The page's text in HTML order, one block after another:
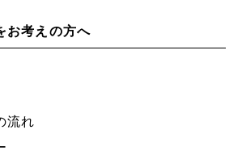
お考えの方へ
流れ